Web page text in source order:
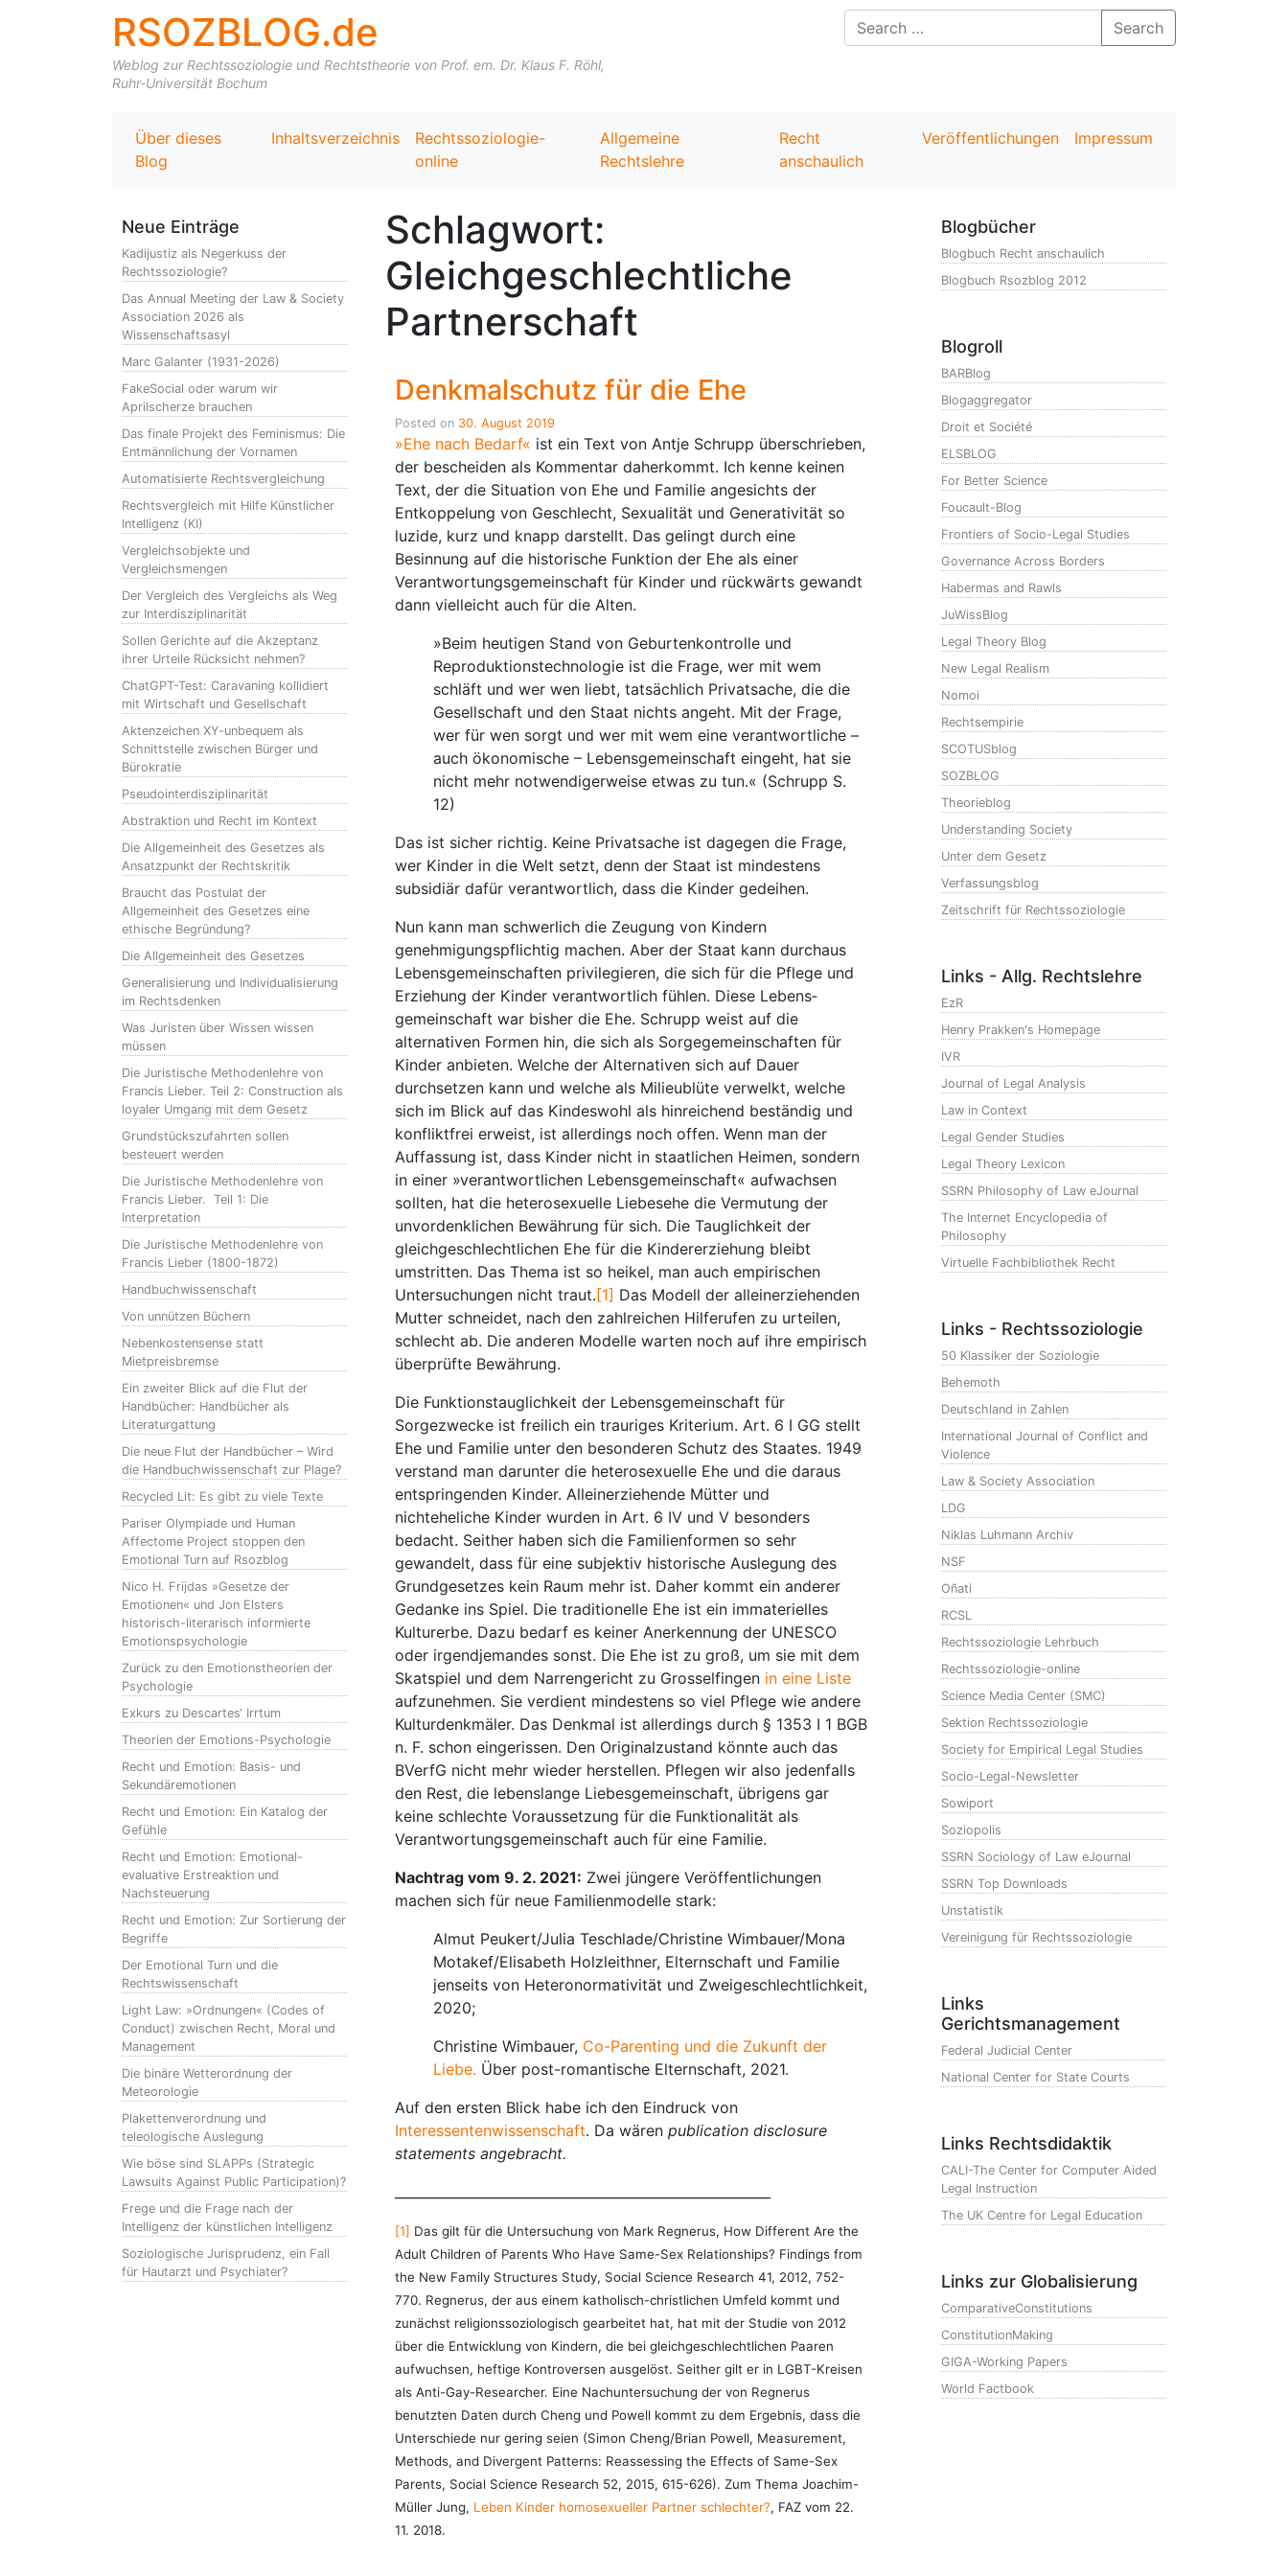
RSOZBLOG.de
Weblog zur Rechtssoziologie und Rechtstheorie von Prof. em. Dr. Klaus F. Röhl,
Ruhr-Universität Bochum
Search
Über dieses
Blog
Inhaltsverzeichnis
Rechtssoziologie-
online
Allgemeine
Rechtslehre
Recht
anschaulich
Veröffentlichungen Impressum
Neue Einträge
Kadijustiz als Negerkuss der
Rechtssoziologie?
Das Annual Meeting der Law & Society
Association 2026 als
Wissenschaftsasyl
Marc Galanter (1931-2026)
FakeSocial oder warum wir
Aprilscherze brauchen
Das finale Projekt des Feminismus: Die
Entmännlichung der Vornamen
Automatisierte Rechtsvergleichung
Rechtsvergleich mit Hilfe Künstlicher
Intelligenz (KI)
Vergleichsobjekte und
Vergleichsmengen
Der Vergleich des Vergleichs als Weg
zur Interdisziplinarität
Sollen Gerichte auf die Akzeptanz
ihrer Urteile Rücksicht nehmen?
ChatGPT-Test: Caravaning kollidiert
mit Wirtschaft und Gesellschaft
Aktenzeichen XY-unbequem als
Schnittstelle zwischen Bürger und
Bürokratie
Pseudointerdisziplinarität
Abstraktion und Recht im Kontext
Die Allgemeinheit des Gesetzes als
Ansatzpunkt der Rechtskritik
Braucht das Postulat der
Allgemeinheit des Gesetzes eine
ethische Begründung?
Die Allgemeinheit des Gesetzes
Generalisierung und Individualisierung
im Rechtsdenken
Was Juristen über Wissen wissen
müssen
Die Juristische Methodenlehre von
Francis Lieber. Teil 2: Construction als
loyaler Umgang mit dem Gesetz
Grundstückszufahrten sollen
besteuert werden
Die Juristische Methodenlehre von
Francis Lieber. Teil 1: Die
Interpretation
Die Juristische Methodenlehre von
Francis Lieber (1800-1872)
Handbuchwissenschaft
Von unnützen Büchern
Nebenkostensense statt
Mietpreisbremse
Ein zweiter Blick auf die Flut der
Handbücher: Handbücher als
Literaturgattung
Die neue Flut der Handbücher – Wird
die Handbuchwissenschaft zur Plage?
Recycled Lit: Es gibt zu viele Texte
Pariser Olympiade und Human
Affectome Project stoppen den
Emotional Turn auf Rsozblog
Nico H. Frijdas »Gesetze der
Emotionen« und Jon Elsters
historisch-literarisch informierte
Emotionspsychologie
Zurück zu den Emotionstheorien der
Psychologie
Exkurs zu Descartes‘ Irrtum
Theorien der Emotions-Psychologie
Recht und Emotion: Basis- und
Sekundäremotionen
Recht und Emotion: Ein Katalog der
Gefühle
Recht und Emotion: Emotional-
evaluative Erstreaktion und
Nachsteuerung
Recht und Emotion: Zur Sortierung der
Begriffe
Der Emotional Turn und die
Rechtswissenschaft
Light Law: »Ordnungen« (Codes of
Conduct) zwischen Recht, Moral und
Management
Die binäre Wetterordnung der
Meteorologie
Plakettenverordnung und
teleologische Auslegung
Wie böse sind SLAPPs (Strategic
Lawsuits Against Public Participation)?
Frege und die Frage nach der
Intelligenz der künstlichen Intelligenz
Soziologische Jurisprudenz, ein Fall
für Hautarzt und Psychiater?
Schlagwort:
Gleichgeschlechtliche
Partnerschaft
Denkmalschutz für die Ehe
Posted on 30. August 2019
»Ehe nach Bedarf« ist ein Text von Antje Schrupp überschrieben,
der bescheiden als Kommentar daherkommt. Ich kenne keinen
Text, der die Situation von Ehe und Familie angesichts der
Entkoppelung von Geschlecht, Sexualität und Generativität so
luzide, kurz und knapp darstellt. Das gelingt durch eine
Besinnung auf die historische Funktion der Ehe als einer
Verantwortungsgemeinschaft für Kinder und rückwärts gewandt
dann vielleicht auch für die Alten.
»Beim heutigen Stand von Geburtenkontrolle und
Reproduktionstechnologie ist die Frage, wer mit wem
schläft und wer wen liebt, tatsächlich Privatsache, die die
Gesellschaft und den Staat nichts angeht. Mit der Frage,
wer für wen sorgt und wer mit wem eine verantwortliche –
auch ökonomische – Lebensgemeinschaft eingeht, hat sie
nicht mehr notwendigerweise etwas zu tun.« (Schrupp S.
12)
Das ist sicher richtig. Keine Privatsache ist dagegen die Frage,
wer Kinder in die Welt setzt, denn der Staat ist mindestens
subsidiär dafür verantwortlich, dass die Kinder gedeihen.
Nun kann man schwerlich die Zeugung von Kindern
genehmigungspflichtig machen. Aber der Staat kann durchaus
Lebensgemeinschaften privilegieren, die sich für die Pflege und
Erziehung der Kinder verantwortlich fühlen. Diese Lebens­
gemeinschaft war bisher die Ehe. Schrupp weist auf die
alternativen Formen hin, die sich als Sorgegemeinschaften für
Kinder anbieten. Welche der Alternativen sich auf Dauer
durchsetzen kann und welche als Milieublüte verwelkt, welche
sich im Blick auf das Kindeswohl als hinreichend beständig und
konfliktfrei erweist, ist allerdings noch offen. Wenn man der
Auffassung ist, dass Kinder nicht in staatlichen Heimen, sondern
in einer »verantwortlichen Lebens­gemeinschaft« aufwachsen
sollten, hat die heterosexuelle Liebesehe die Vermutung der
unvor­denklichen Bewährung für sich. Die Tauglichkeit der
gleichgeschlechtlichen Ehe für die Kindererziehung bleibt
umstritten. Das Thema ist so heikel, man auch empirischen
Untersuchungen nicht traut. [1] Das Modell der alleinerziehenden
Mutter schneidet, nach den zahlreichen Hilferufen zu urteilen,
schlecht ab. Die anderen Modelle warten noch auf ihre empirisch
überprüfte Bewährung.
Die Funktionstauglichkeit der Lebensgemeinschaft für
Sorgezwecke ist freilich ein trauriges Kriterium. Art. 6 I GG stellt
Ehe und Familie unter den besonderen Schutz des Staates. 1949
verstand man darunter die heterosexuelle Ehe und die daraus
entspringenden Kinder. Alleinerziehende Mütter und
nichteheliche Kinder wurden in Art. 6 IV und V besonders
bedacht. Seither haben sich die Familienformen so sehr
gewandelt, dass für eine subjektiv historische Auslegung des
Grundgesetzes kein Raum mehr ist. Daher kommt ein anderer
Gedanke ins Spiel. Die traditionelle Ehe ist ein immaterielles
Kulturerbe. Dazu bedarf es keiner Anerkennung der UNESCO
oder irgendjemandes sonst. Die Ehe ist zu groß, um sie mit dem
Skatspiel und dem Narrengericht zu Grosselfingen in eine Liste
aufzunehmen. Sie verdient mindestens so viel Pflege wie andere
Kulturdenkmäler. Das Denkmal ist allerdings durch § 1353 I 1 BGB
n. F. schon eingerissen. Den Originalzustand könnte auch das
BVerfG nicht mehr wieder herstellen. Pflegen wir also jedenfalls
den Rest, die lebenslange Liebesgemeinschaft, übrigens gar
keine schlechte Voraussetzung für die Funktionalität als
Verantwortungsgemeinschaft auch für eine Familie.
Nachtrag vom 9. 2. 2021: Zwei jüngere Veröffentlichungen
machen sich für neue Familienmodelle stark:
Almut Peukert/Julia Teschlade/Christine Wimbauer/Mona
Motakef/Elisabeth Holzleithner, Elternschaft und Familie
jenseits von Heteronormativität und Zweigeschlechtlichkeit,
2020;
Christine Wimbauer, Co-Parenting und die Zukunft der
Liebe. Über post-romantische Elternschaft, 2021.
Auf den ersten Blick habe ich den Eindruck von
Interessentenwissenschaft. Da wären publication disclosure
statements angebracht.
[1] Das gilt für die Untersuchung von Mark Regnerus, How Different Are the
Adult Children of Parents Who Have Same-Sex Relationships? Findings from
the New Family Structures Study, Social Science Research 41, 2012, 752-
770. Regnerus, der aus einem katholisch-christlichen Umfeld kommt und
zunächst religionssoziologisch gearbeitet hat, hat mit der Studie von 2012
über die Entwicklung von Kindern, die bei gleichgeschlechtlichen Paaren
aufwuchsen, heftige Kontroversen ausgelöst. Seither gilt er in LGBT-Kreisen
als Anti-Gay-Researcher. Eine Nachuntersuchung der von Regnerus
benutzten Daten durch Cheng und Powell kommt zu dem Ergebnis, dass die
Unterschiede nur gering seien (Simon Cheng/Brian Powell, Measurement,
Methods, and Divergent Patterns: Reassessing the Effects of Same-Sex
Parents, Social Science Research 52, 2015, 615-626). Zum Thema Joachim-
Müller Jung, Leben Kinder homosexueller Partner schlechter?, FAZ vom 22.
11. 2018.
Blogbücher
Blogbuch Recht anschaulich
Blogbuch Rsozblog 2012
Blogroll
BARBlog
Blogaggregator
Droit et Société
ELSBLOG
For Better Science
Foucault-Blog
Frontiers of Socio-Legal Studies
Governance Across Borders
Habermas and Rawls
JuWissBlog
Legal Theory Blog
New Legal Realism
Nomoi
Rechtsempirie
SCOTUSblog
SOZBLOG
Theorieblog
Understanding Society
Unter dem Gesetz
Verfassungsblog
Zeitschrift für Rechtssoziologie
Links - Allg. Rechtslehre
EzR
Henry Prakken's Homepage
IVR
Journal of Legal Analysis
Law in Context
Legal Gender Studies
Legal Theory Lexicon
SSRN Philosophy of Law eJournal
The Internet Encyclopedia of
Philosophy
Virtuelle Fachbibliothek Recht
Links - Rechtssoziologie
50 Klassiker der Soziologie
Behemoth
Deutschland in Zahlen
International Journal of Conflict and
Violence
Law & Society Association
LDG
Niklas Luhmann Archiv
NSF
Oñati
RCSL
Rechtssoziologie Lehrbuch
Rechtssoziologie-online
Science Media Center (SMC)
Sektion Rechtssoziologie
Society for Empirical Legal Studies
Socio-Legal-Newsletter
Sowiport
Soziopolis
SSRN Sociology of Law eJournal
SSRN Top Downloads
Unstatistik
Vereinigung für Rechtssoziologie
Links
Gerichtsmanagement
Federal Judicial Center
National Center for State Courts
Links Rechtsdidaktik
CALI-The Center for Computer Aided
Legal Instruction
The UK Centre for Legal Education
Links zur Globalisierung
ComparativeConstitutions
ConstitutionMaking
GIGA-Working Papers
World Factbook